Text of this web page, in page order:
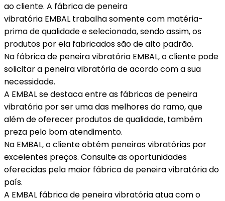
ao cliente. A fábrica de peneira
vibratória EMBAL trabalha somente com matéria-
prima de qualidade e selecionada, sendo assim, os
produtos por ela fabricados são de alto padrão.
Na fábrica de peneira vibratória EMBAL, o cliente pode
solicitar a peneira vibratória de acordo com a sua
necessidade.
A EMBAL se destaca entre as fábricas de peneira
vibratória por ser uma das melhores do ramo, que
além de oferecer produtos de qualidade, também
preza pelo bom atendimento.
Na EMBAL, o cliente obtém peneiras vibratórias por
excelentes preços. Consulte as oportunidades
oferecidas pela maior fábrica de peneira vibratória do
país.
A EMBAL fábrica de peneira vibratória atua com o